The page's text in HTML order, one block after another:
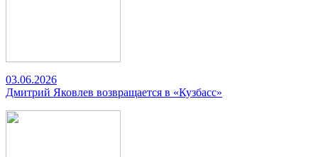
03.06.2026
Дмитрий Яковлев возвращается в «Кузбасс»